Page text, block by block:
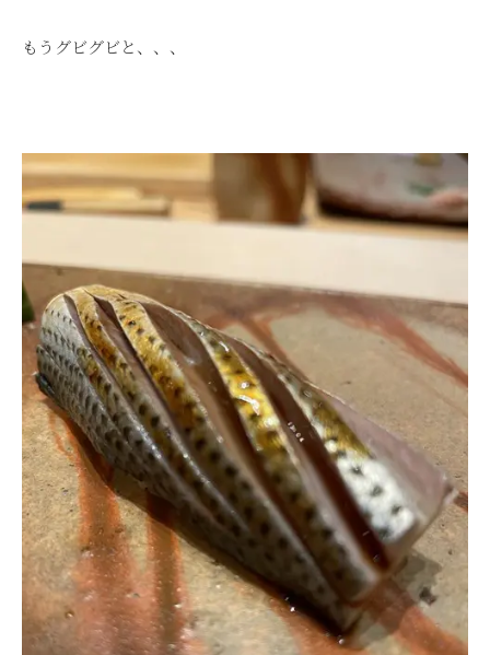
もうグビグビと、、、